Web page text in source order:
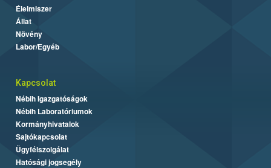
Élelmiszer
Állat
Növény
Labor/Egyéb
Kapcsolat
Nébih Igazgatóságok
Nébih Laboratóriumok
Kormányhivatalok
Sajtókapcsolat
Ügyfélszolgálat
Hatósági jogsegély